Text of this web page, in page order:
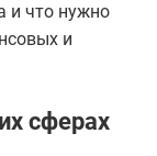
и что нужно
и
сферах